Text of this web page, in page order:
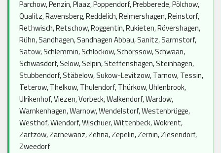
Parchow, Penzin, Plaaz, Poppendorf, Prebberede, Pölchow,
Qualitz, Ravensberg, Reddelich, Reimershagen, Reinstorf,
Rethwisch, Retschow, Roggentin, Rukieten, Rövershagen,
Rühn, Sandhagen, Sandhagen Abbau, Sanitz, Sarmstorf,
Satow, Schlemmin, Schlockow, Schorssow, Schwaan,
Schwasdorf, Selow, Selpin, Steffenshagen, Steinhagen,
Stubbendorf, Stäbelow, Sukow-Levitzow, Tarnow, Tessin,
Teterow, Thelkow, Thulendorf, Thürkow, Uhlenbrook,
Ulrikenhof, Viezen, Vorbeck, Walkendorf, Wardow,
Warnkenhagen, Warnow, Wendelstorf, Westenbrügge,
Westhof, Wiendorf, Wischuer, Wittenbeck, Wokrent,
Zarfzow, Zarnewanz, Zehna, Zepelin, Zernin, Ziesendorf,
Zweedorf